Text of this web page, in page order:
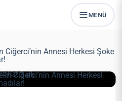
MENÜ
Ciğerci’nin Annesi Herkesi Şoke
Selin
3 dk